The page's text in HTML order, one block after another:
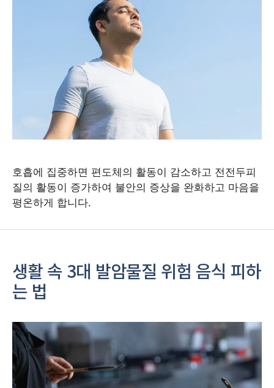
호흡에 집중하면 편도체의 활동이 감소하고 전전두피
질의 활동이 증가하여 불안의 증상을 완화하고 마음을
평온하게 합니다.
생활 속 3대 발암물질 위험 음식 피하
는 법